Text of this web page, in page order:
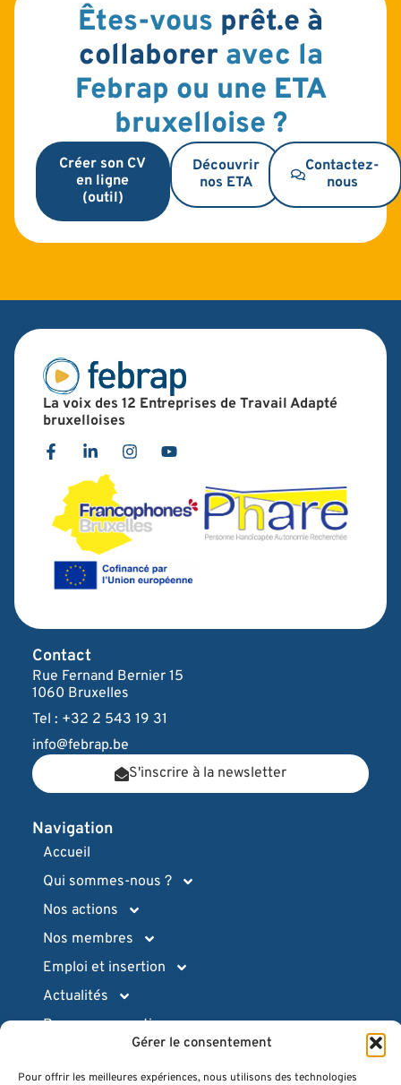
Gérer le consentement
Pour offrir les meilleures expériences, nous utilisons des technologies
Êtes-vous prêt.e à
collaborer avec la
Febrap ou une ETA
bruxelloise ?
Créer son CV
en ligne
(outil)
Découvrir
nos ETA
Contactez-
nous
La voix des 12 Entreprises de Travail Adapté
bruxelloises
Navigation
Accueil
Qui sommes-nous ?
Nos actions
Nos membres
Emploi et insertion
Actualités
Ressources pratiques
Contact
Rue Fernand Bernier 15
1060 Bruxelles
Tel : +32 2 543 19 31
info@febrap.be
S'inscrire à la newsletter